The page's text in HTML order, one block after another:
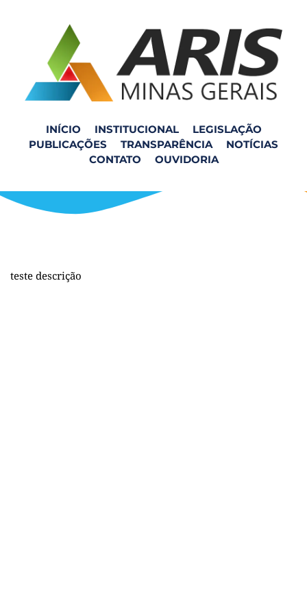
INÍCIO INSTITUCIONAL
LEGISLAÇÃO
PUBLICAÇÕES
TRANSPARÊNCIA
NOTÍCIAS
CONTATO
OUVIDORIA
Teste
teste descrição